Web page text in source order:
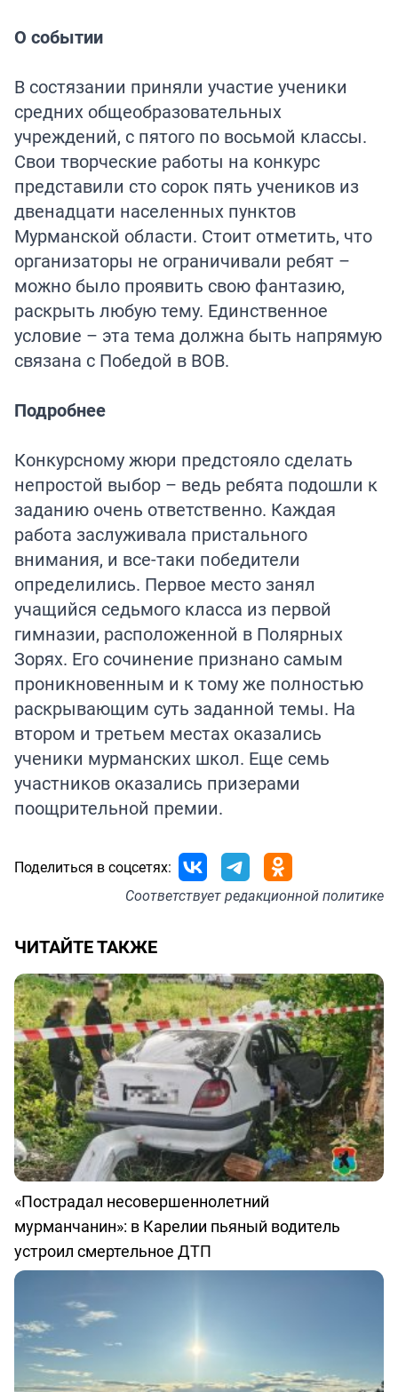
О событии
В состязании приняли участие ученики
средних общеобразовательных
учреждений, с пятого по восьмой классы.
Свои творческие работы на конкурс
представили сто сорок пять учеников из
двенадцати населенных пунктов
Мурманской области. Стоит отметить, что
организаторы не ограничивали ребят –
можно было проявить свою фантазию,
раскрыть любую тему. Единственное
условие – эта тема должна быть напрямую
связана с Победой в ВОВ.
Подробнее
Конкурсному жюри предстояло сделать
непростой выбор – ведь ребята подошли к
заданию очень ответственно. Каждая
работа заслуживала пристального
внимания, и все-таки победители
определились. Первое место занял
учащийся седьмого класса из первой
гимназии, расположенной в Полярных
Зорях. Его сочинение признано самым
проникновенным и к тому же полностью
раскрывающим суть заданной темы. На
втором и третьем местах оказались
ученики мурманских школ. Еще семь
участников оказались призерами
поощрительной премии.
Поделиться в соцсетях:
Соответствуетредакционной политике
ЧИТАЙТЕ ТАКЖЕ
«Пострадал несовершеннолетний
мурманчанин»: в Карелии пьяный водитель
устроил смертельное ДТП